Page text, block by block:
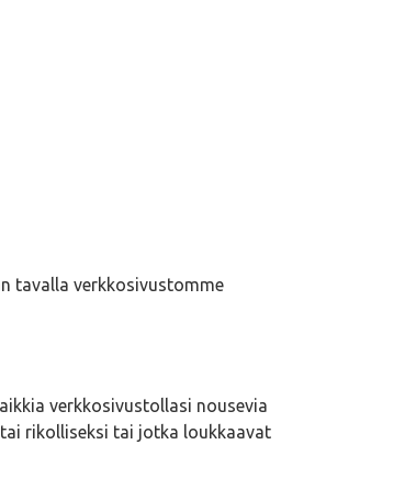
tavalla verkkosivustomme
verkkosivustollasi nousevia
rikolliseksi tai jotka loukkaavat